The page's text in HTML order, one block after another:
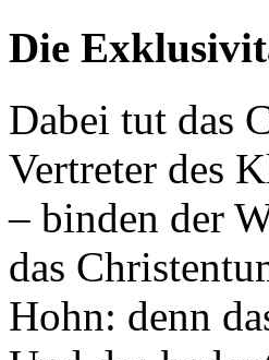
Die
Dabei tut das
Vertreter des
– binden der
das
Hohn: denn